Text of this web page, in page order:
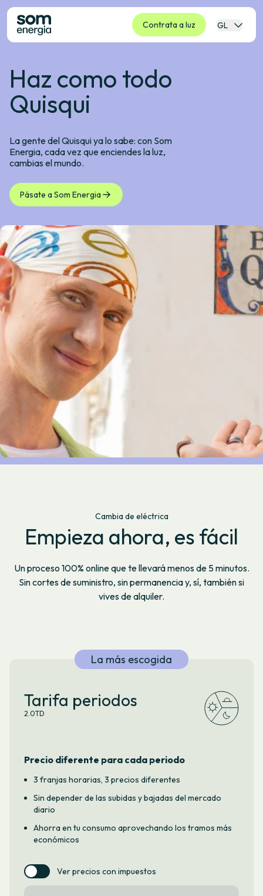
Contrata a luz GL
Haz como todo
Quisqui
La gente del Quisqui ya lo sabe: con Som
Energia, cada vez que enciendes la luz,
cambias el mundo.
Pásate a Som Energia
Cambia de eléctrica
Empieza ahora, es fácil
Un proceso 100% online que te llevará menos de 5 minutos.
Sin cortes de suministro, sin permanencia y, sí, también si
vives de alquiler.
La más escogida
Tarifa periodos
2.0TD
Precio diferente para cada periodo
3 franjas horarias, 3 precios diferentes
Sin depender de las subidas y bajadas del mercado
diario
Ahorra en tu consumo aprovechando los tramos más
económicos
Ver precios con impuestos